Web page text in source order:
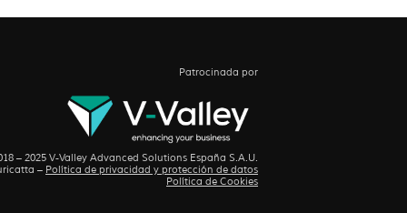
Patrocinada por
– 2025 V-Valley Advanced Solutions España S.A.U.
– Política de privacidad y protección de datos
Política de Cookies